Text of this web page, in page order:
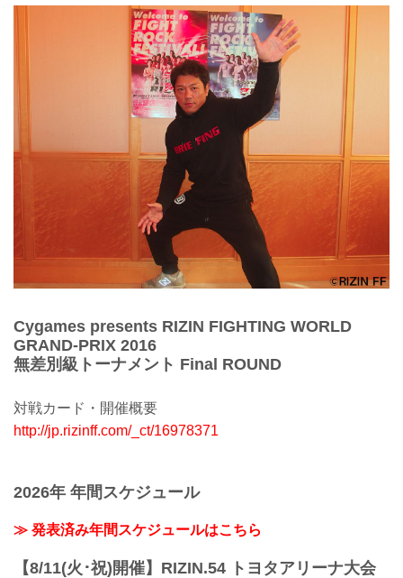
Cygames presents RIZIN FIGHTING WORLD
GRAND-PRIX 2016
無差別級トーナメント Final ROUND
対戦カード・開催概要
http://jp.rizinff.com/_ct/16978371
2026年 年間スケジュール
≫ 発表済み年間スケジュールはこちら
【8/11(火･祝)開催】RIZIN.54 トヨタアリーナ大会